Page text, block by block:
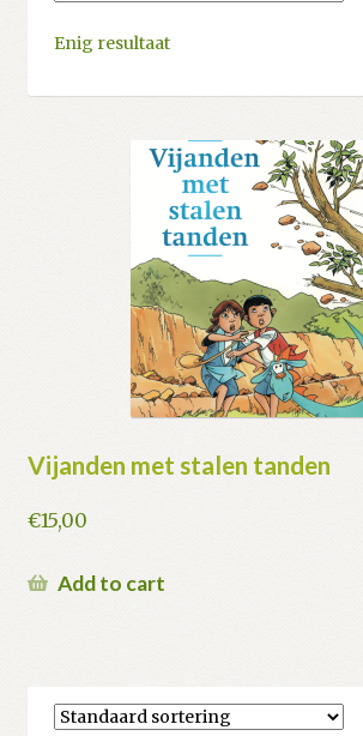
Enig resultaat
Vijanden met stalen tanden
€15,00
Add to cart